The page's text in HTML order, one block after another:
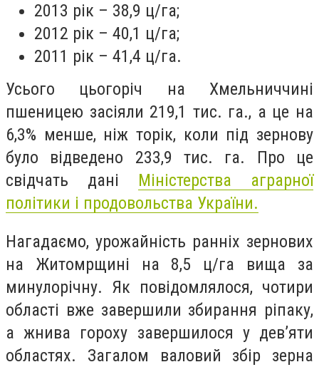
2013 рік – 38,9 ц/га;
2012 рік – 40,1 ц/га;
2011 рік – 41,4 ц/га.
Усього цьогоріч на Хмельниччині
пшеницею засіяли 219,1 тис. га., а це на
6,3% менше, ніж торік, коли під зернову
було відведено 233,9 тис. га. Про це
свідчать дані Міністерства аграрної
політики і продовольства України.
Нагадаємо, урожайність ранніх зернових
на Житомрщині на 8,5 ц/га вища за
минулорічну. Як повідомлялося, чотири
області вже завершили збирання ріпаку,
а жнива гороху завершилося у дев’яти
областях. Загалом валовий збір зерна